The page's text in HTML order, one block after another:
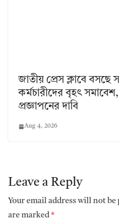
জাতীয় প্রেস ক্লাবে বসছে
কর্মচারীদের বৃহৎ
প্রজ্ঞাপনের দাবি
Aug 4, 2026
Leave a Reply
Your email address will not be
are marked*